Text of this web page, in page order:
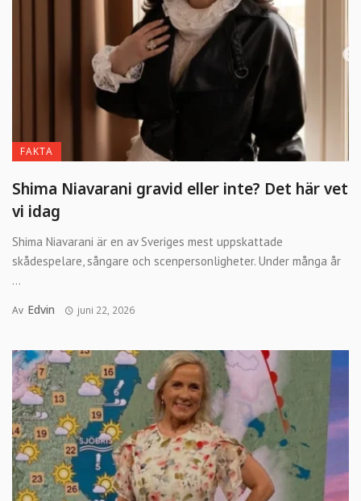
FAKTA
Shima Niavarani gravid eller inte? Det här vet
vi idag
Shima Niavarani är en av Sveriges mest uppskattade
skådespelare, sångare och scenpersonligheter. Under många år
...
Av Edvin juni 22, 2026